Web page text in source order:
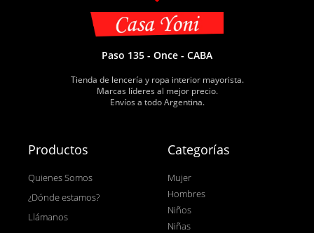
Paso 135 - Once - CABA
Tienda de lencería y ropa interior mayorista.
Marcas líderes al mejor precio.
Envíos a todo Argentina.
Productos
Quienes Somos
¿Dónde estamos?
Llámanos
Categorías
Mujer
Hombres
Niños
Niñas